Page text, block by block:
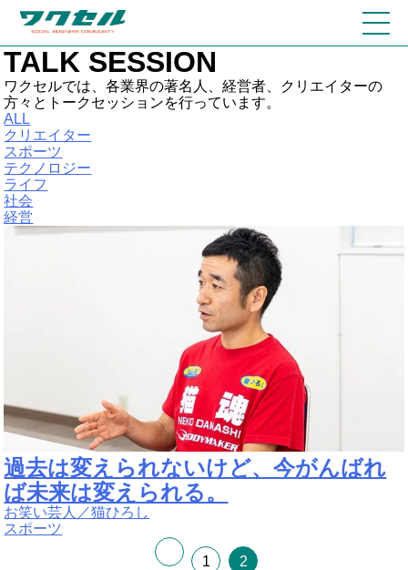
TALK SESSION
ワクセルでは、各業界の著名人、経営者、クリエイターの
方々とトークセッションを行っています。
ALL
クリエイター
スポーツ
テクノロジー
ライフ
社会
経営
過去は変えられないけど、今がんばれ
ば未来は変えられる。
お笑い芸人／猫ひろし
スポーツ
1 2